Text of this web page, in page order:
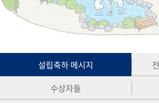
세계와 함께 한 KIHASA
VR 역사관
설립축하 메시지
수상자들